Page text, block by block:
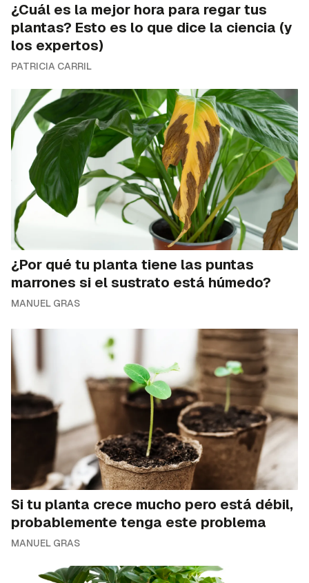
¿Cuál es la mejor hora para regar tus
plantas? Esto es lo que dice la ciencia (y
los expertos)
PATRICIA CARRIL
¿Por qué tu planta tiene las puntas
marrones si el sustrato está húmedo?
MANUEL GRAS
Si tu planta crece mucho pero está débil,
probablemente tenga este problema
MANUEL GRAS